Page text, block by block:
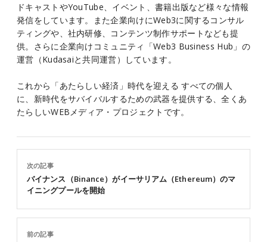
ドキャストやYouTube、イベント、書籍出版など様々な情報
発信をしています。また企業向けにWeb3に関するコンサル
ティングや、社内研修、コンテンツ制作サポートなども提
供。さらに企業向けコミュニティ「Web3 Business Hub」の
運営（Kudasaiと共同運営）しています。
これから「あたらしい経済」時代を迎える すべての個人
に、新時代をサバイバルするための武器を提供する、全くあ
たらしいWEBメディア・プロジェクトです。
前の記事
次の記事
バイナンス（Binance）がイーサリアム（Ethereum）のマ
イニングプールを開始